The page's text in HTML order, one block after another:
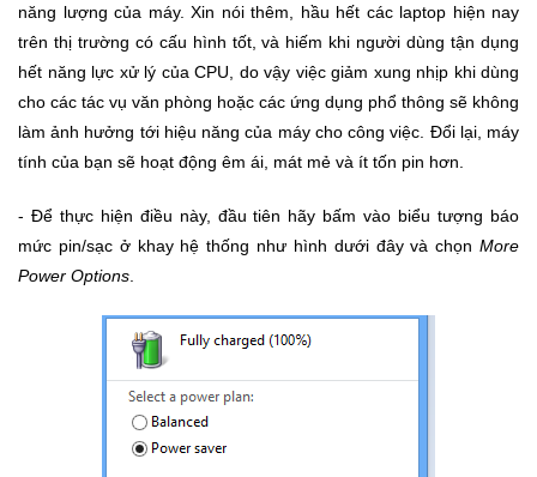
năng lượng của máy. Xin nói thêm, hầu hết các laptop hiện nay
trên thị trường có cấu hình tốt, và hiếm khi người dùng tận dụng
hết năng lực xử lý của CPU, do vậy việc giảm xung nhịp khi dùng
cho các tác vụ văn phòng hoặc các ứng dụng phổ thông sẽ không
làm ảnh hưởng tới hiệu năng của máy cho công việc. Đổi lại, máy
tính của bạn sẽ hoạt động êm ái, mát mẻ và ít tốn pin hơn.
- Để thực hiện điều này, đầu tiên hãy bấm vào biểu tượng báo
mức pin/sạc ở khay hệ thống như hình dưới đây và chọn More
Power Options